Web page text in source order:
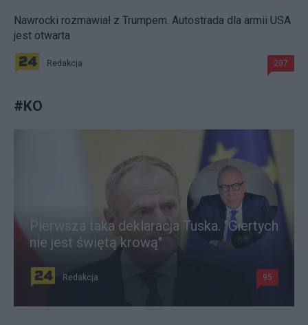
Nawrocki rozmawiał z Trumpem. Autostrada dla armii USA
jest otwarta
Redakcja 207
#KO
Pierwsza taka deklaracja Tuska. "Giertych
nie jest świętą krową"
Redakcja 95